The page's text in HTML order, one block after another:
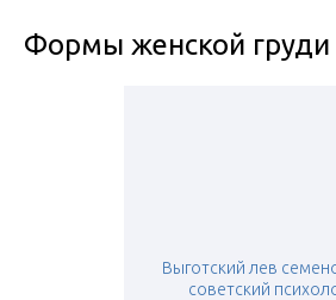
Формы женской груди
Выготский лев
советский